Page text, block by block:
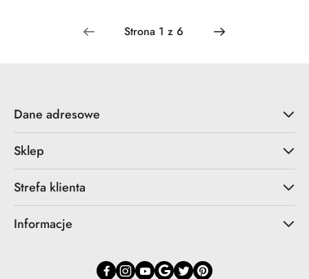
Dane adresowe
Sklep
Strefa klienta
Informacje